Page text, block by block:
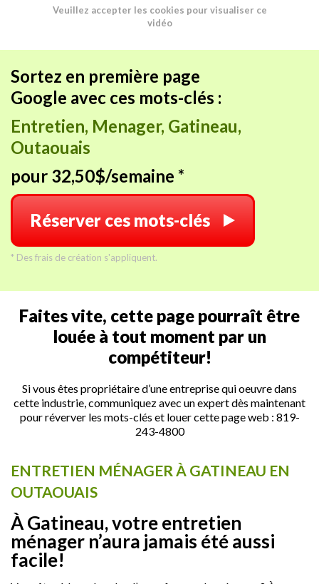
Veuillez accepter les cookies pour visualiser ce
vidéo
Sortez en première page
Google avec ces mots-clés :
Entretien, Menager, Gatineau,
Outaouais
pour 32,50$/semaine *
Réserver ces mots-clés
* Des frais de création s'appliquent.
Faites vite, cette page pourraît être
louée à tout moment par un
compétiteur!
Si vous êtes propriétaire d’une entreprise qui oeuvre dans
cette industrie, communiquez avec un expert dès maintenant
pour réverver les mots-clés et louer cette page web : 819-
243-4800
ENTRETIEN MÉNAGER À GATINEAU EN
OUTAOUAIS
À Gatineau, votre entretien
ménager n’aura jamais été aussi
facile!